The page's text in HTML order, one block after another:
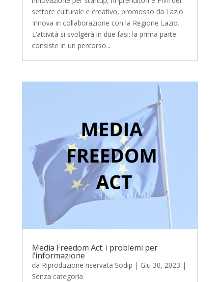
settore culturale e creativo, promosso da Lazio
Innova in collaborazione con la Regione Lazio.
L’attività si svolgerà in due fasi: la prima parte
consiste in un percorso...
Media Freedom Act: i problemi per
l’informazione
da Riproduzione riservata Sodip | Giu 30, 2023 |
Senza categoria